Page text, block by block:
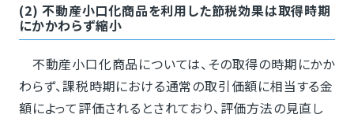
(2) 不動産小口化商品を利用した節税効果は取得時期
にかかわらず縮小
不動産小口化商品については、その取得の時期にかか
わらず、課税時期における通常の取引価額に相当する金
額によって評価されるとされており、評価方法の見直し